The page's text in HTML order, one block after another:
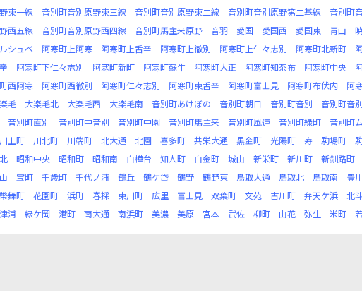
東一線 音別町音別原野東三線 音別町音別原野東二線 音別町音別原野第二基線
音別町
西五線 音別町音別原野西四線 音別町馬主来原野 音羽 愛国 愛国西 愛国東 青山
シュベ 阿寒町上阿寒 阿寒町上舌辛 阿寒町上徹別 阿寒町上仁々志別 阿寒町北新町
阿寒町下仁々志別 阿寒町新町 阿寒町蘇牛 阿寒町大正 阿寒町知茶布 阿寒町中央
西阿寒 阿寒町西徹別 阿寒町仁々志別 阿寒町東舌辛 阿寒町富士見 阿寒町布伏内 阿
毛 大楽毛北 大楽毛西 大楽毛南 音別町あけぼの 音別町朝日 音別町音別 音別町音
音別町直別 音別町中音別 音別町中園 音別町馬主来 音別町風連 音別町緑町 音別町
川上町 川北町 川端町 北大通 北園 喜多町 共栄大通 黒金町 光陽町 寿 駒場町
昭和中央 昭和町 昭和南 白樺台 知人町 白金町 城山 新栄町 新川町 新釧路町
宝町 千歳町 千代ノ浦 鶴丘 鶴ケ岱 鶴野 鶴野東 鳥取大通 鳥取北 鳥取南 豊
幣舞町 花園町 浜町 春採 東川町 広里 富士見 双葉町 文苑 古川町 弁天ケ浜 北斗
浦 緑ケ岡 港町 南大通 南浜町 美濃 美原 宮本 武佐 柳町 山花 弥生 米町